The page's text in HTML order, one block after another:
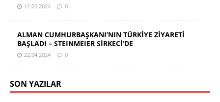
12.05.2024 0
ALMAN CUMHURBAŞKANI’NIN TÜRKİYE ZİYARETİ
BAŞLADI – STEINMEIER SİRKECİ’DE
22.04.2024 0
SON YAZILAR